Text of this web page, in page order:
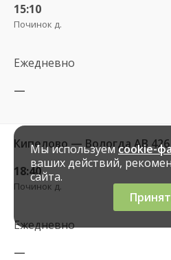
15:10
Починок д.
Ежедневно
—
Кипелово — Вологда АВ 426
18:40
Починок д.
Ежедневно
—
Мы используем cookie-
ваших действий,
сайта.